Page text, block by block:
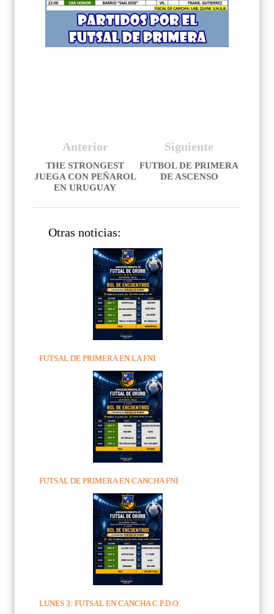
Siguiente
FUTBOL DE PRIMERA
DE ASCENSO
Anterior
THE STRONGEST
JUEGA CON PEÑAROL
EN URUGUAY
Otras noticias:
FUTSAL DE PRIMERA EN LA FNI
FUTSAL DE PRIMERA EN CANCHA FNI
LUNES 3: FUTSAL EN CANCHA C.P.D.O.